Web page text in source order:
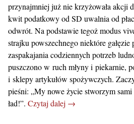
przynajmniej już nie krzyżowała akcji
kwit podatkowy od SD uwalnia od
odwrót. Na podstawie tegoż modus
strajku powszechnego niektóre gałęzie
zaspakajania codziennych potrzeb
puszczono w ruch młyny i piekarnie,
i sklepy artykułów spożywczych.
pieśni: „My nowe życie stworzym
ład!”. Czytaj dalej →